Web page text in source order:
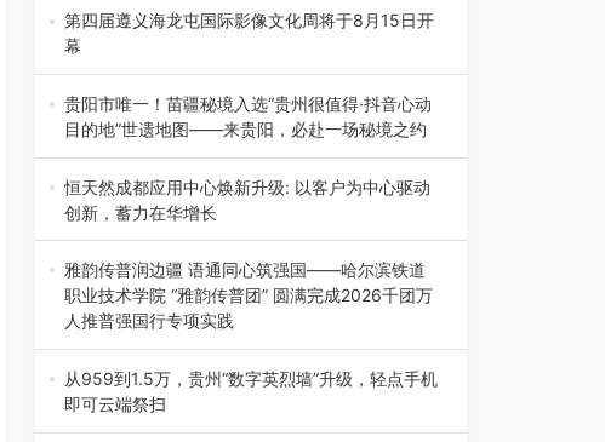
族团结杯”篮球赛暨2026年“村B…
第四届遵义海龙屯国际影像文化周将于8月15日开
幕
8月7日，第四届遵义海龙屯国际影像文化周媒体
通气会在世界文化遗产地海龙屯核心景区…
贵阳市唯一！苗疆秘境入选“贵州很值得·抖音心动
目的地”世遗地图——来贵阳，必赴一场秘境之约
2026年7月21日，2026年“贵州很值得”暨抖音“心
动目的地”（贵州站）主题…
恒天然成都应用中心焕新升级: 以客户为中心驱动
创新，蓄力在华增长
融合全球研发实力与本土洞察，深化客户共创，赋
能西南市场创新发展 （7月27日，成…
雅韵传普润边疆 语通同心筑强国——哈尔滨铁道
职业技术学院 “雅韵传普团” 圆满完成2026千团万
人推普强国行专项实践
为扎实推进2026“千团万人推普强国行”大学生暑
期社会实践，牢牢紧扣 “雅韵传普…
从959到1.5万，贵州“数字英烈墙”升级，轻点手机
即可云端祭扫
八一建军节到来之际，由贵州省退役军人事务厅指